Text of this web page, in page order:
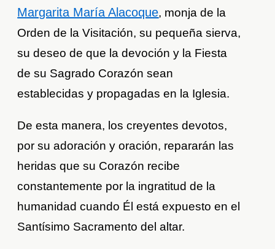
Margarita María Alacoque, monja de la
Orden de la Visitación, su pequeña sierva,
su deseo de que la devoción y la Fiesta
de su Sagrado Corazón sean
establecidas y propagadas en la Iglesia.
De esta manera, los creyentes devotos,
por su adoración y oración, repararán las
heridas que su Corazón recibe
constantemente por la ingratitud de la
humanidad cuando Él está expuesto en el
Santísimo Sacramento del altar.